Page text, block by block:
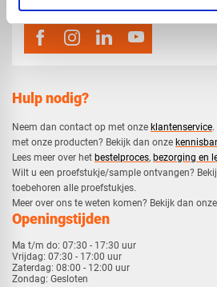
Hulp nodig?
Neem dan contact op met onze klantenservice
met onze producten? Bekijk dan onze
​Lees meer over het bestelproces, bezorging en
​Wilt u een proefstukje/sample ontvangen?
toebehoren alle proefstukjes.
​​Meer over ons te weten komen? Bekijk dan onze
Openingstijden
Ma t/m do: 07:30 - 17:30 uur
Vrijdag: 07:30 - 17:00 uur
Zaterdag: 08:00 - 12:00 uur
Zondag: Gesloten